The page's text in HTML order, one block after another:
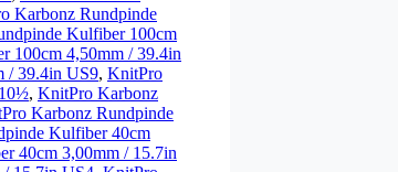
Karbonz Rundpinde
Kulfiber 100cm
100cm 4,50mm / 39.4in
/ 39.4in US9, KnitPro
, KnitPro Karbonz
Karbonz Rundpinde
Kulfiber 40cm
40cm 3,00mm / 15.7in